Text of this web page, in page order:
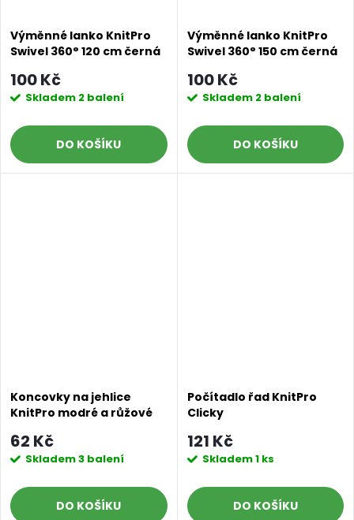
Výměnné lanko KnitPro
Swivel 360° 120 cm černá
100 Kč
Skladem 2 balení
DO KOŠÍKU
Výměnné lanko KnitPro
Swivel 360° 150 cm černá
100 Kč
Skladem 2 balení
DO KOŠÍKU
Koncovky na jehlice
KnitPro modré a růžové
62 Kč
Skladem3 balení
DO KOŠÍKU
Počítadlo řad KnitPro
Clicky
121 Kč
Skladem1 ks
DO KOŠÍKU